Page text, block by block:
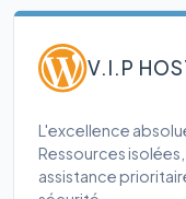
V.I.P
L'excellence
Ressources
assistance